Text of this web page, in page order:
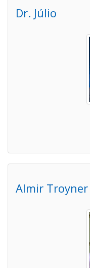
Dr. Júlio
Almir Troyner